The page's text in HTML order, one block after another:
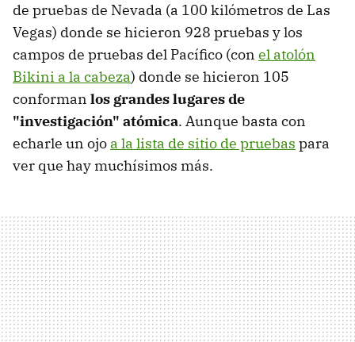
de pruebas de Nevada (a 100 kilómetros de Las
Vegas) donde se hicieron 928 pruebas y los
campos de pruebas del Pacífico (con el atolón
Bikini a la cabeza) donde se hicieron 105
conforman los grandes lugares de
"investigación" atómica. Aunque basta con
echarle un ojo a la lista de sitio de pruebas para
ver que hay muchísimos más.